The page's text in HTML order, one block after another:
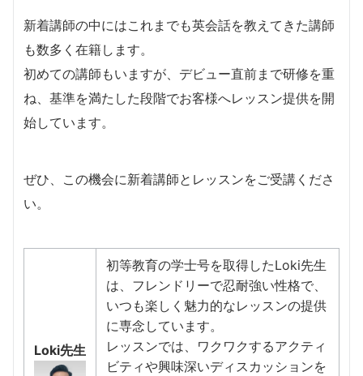
新着講師の中にはこれまでも英会話を教えてきた講師
も数多く在籍します。
​初めての講師もいますが、デビュー直前まで研修を重
ね、基準を満たした段階でお客様へレッスン提供を開
始しています。
​ぜひ、この機会に新着講師とレッスンをご受講くださ
い。
Loki先生
初等教育の学士号を取得したLoki先生
は、フレンドリーで忍耐強い性格で、
いつも楽しく魅力的なレッスンの提供
に専念しています。
レッスンでは、ワクワクするアクティ
ビティや興味深いディスカッションを